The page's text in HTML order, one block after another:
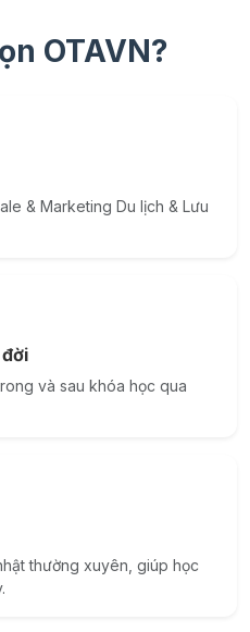
OTAVN?
& Marketing Du lịch & Lưu
và sau khóa học qua
thường xuyên, giúp học